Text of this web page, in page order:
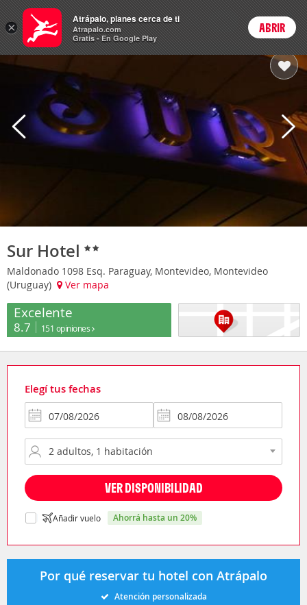
Hoteles Precios en
ARSCambiar moneda
Login
Sur Hotel
Maldonado 1098 Esq. Paraguay, Montevideo, Montevideo
(Uruguay)
Ver mapa
Excelente
8.7 151 opiniones
Elegí tus fechas
VER DISPONIBILIDAD
Añadir vuelo ahorrá hasta un 20%
Por qué reservar tu hotel con Atrápalo
Atención personalizada
×
Atrápalo, planes cerca de ti
Atrapalo.com
Gratis - En Google Play
ABRIR